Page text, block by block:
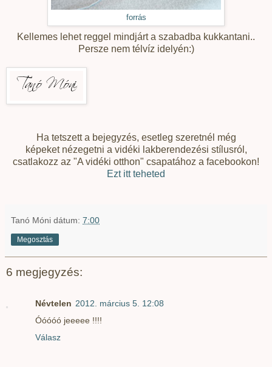
forrás
Kellemes lehet reggel mindjárt a szabadba kukkantani..
Persze nem télvíz idelyén:)
Ha tetszett a bejegyzés, esetleg szeretnél még
képeket nézegetni a vidéki lakberendezési stílusról,
csatlakozz az "A vidéki otthon" csapatához a facebookon!
Ezt itt teheted
Tanó Móni dátum: 7:00
Megosztás
6 megjegyzés:
Névtelen 2012. március 5. 12:08
Óóóóó jeeeee !!!!
Válasz